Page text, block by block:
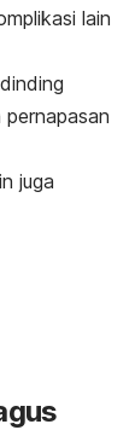
lain
juga